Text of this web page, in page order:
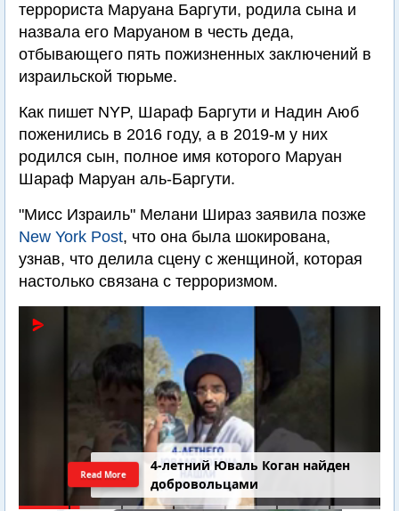
террориста Маруана Баргути, родила сына и
назвала его Маруаном в честь деда,
отбывающего пять пожизненных заключений в
израильской тюрьме.
Как пишет NYP, Шараф Баргути и Надин Аюб
поженились в 2016 году, а в 2019-м у них
родился сын, полное имя которого Маруан
Шараф Маруан аль-Баргути.
"Мисс Израиль" Мелани Шираз заявила позже
New York Post, что она была шокирована,
узнав, что делила сцену с женщиной, которая
настолько связана с терроризмом.
4-летний Юваль Коган найден
добровольцами
Read More